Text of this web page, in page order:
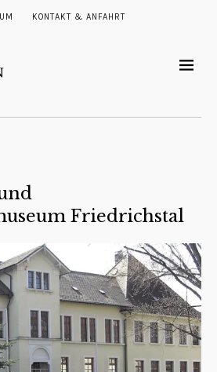
KONTAKT & ANFAHRT
Friedrichstal